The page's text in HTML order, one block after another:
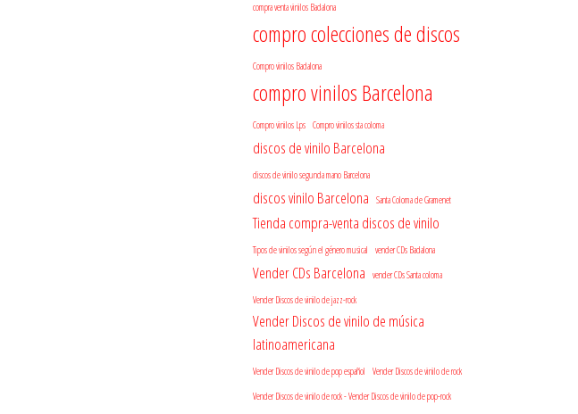
compra venta vinilos Badalona
compro colecciones de discos
Compro vinilos Badalona
compro vinilos Barcelona
Compro vinilos Lps Compro vinilos sta coloma
discos de vinilo Barcelona
discos de vinilo segunda mano Barcelona
discos vinilo Barcelona Santa Coloma de Gramenet
Tienda compra-venta discos de vinilo
Tipos de vinilos según el género musical vender CDs Badalona
Vender CDs Barcelona
vender CDs Santa coloma
Vender Discos de vinilo de jazz-rock
Vender Discos de vinilo de música
latinoamericana
Vender Discos de vinilo de pop español
Vender Discos de vinilo de rock
Vender Discos de vinilo de rock - Vender Discos de vinilo de pop-rock